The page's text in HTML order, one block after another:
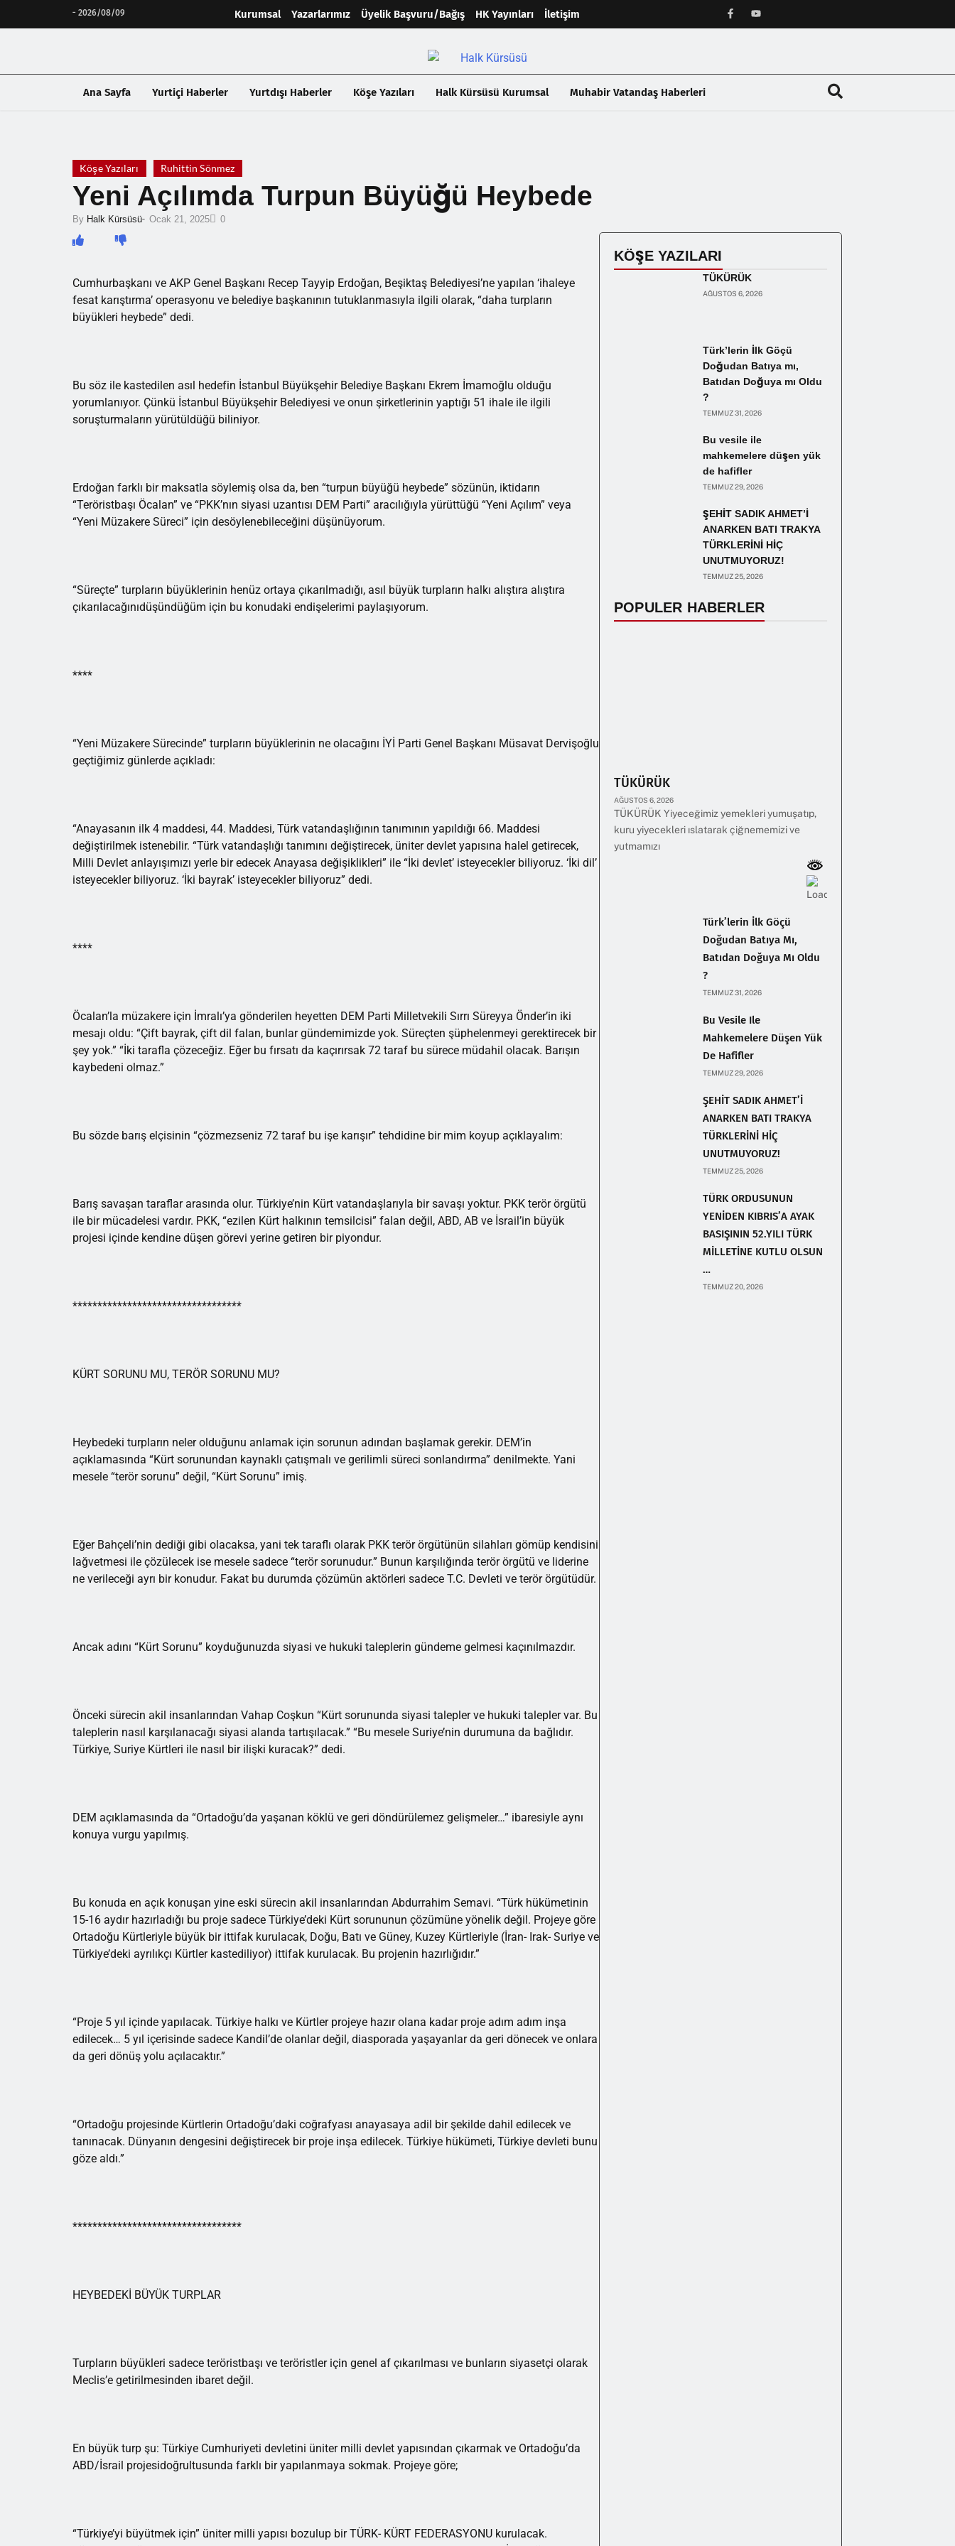
- 2026/08/09 Kurumsal Yazarlarımız Üyelik Başvuru/Bağış HK Yayınları İletişim
Ana Sayfa Yurtiçi Haberler Yurtdışı Haberler Köşe Yazıları Halk Kürsüsü Kurumsal Muhabir Vatandaş Haberleri
Köşe Yazıları Ruhittin Sönmez
Yeni Açılımda Turpun Büyüğü Heybede
By Halk Kürsüsü- Ocak 21, 2025 0
Cumhurbaşkanı ve AKP Genel Başkanı Recep Tayyip Erdoğan, Beşiktaş Belediyesi’ne yapılan ‘ihaleye
fesat karıştırma’ operasyonu ve belediye başkanının tutuklanmasıyla ilgili olarak, “daha turpların
büyükleri heybede” dedi.
Bu söz ile kastedilen asıl hedefin İstanbul Büyükşehir Belediye Başkanı Ekrem İmamoğlu olduğu
yorumlanıyor. Çünkü İstanbul Büyükşehir Belediyesi ve onun şirketlerinin yaptığı 51 ihale ile ilgili
soruşturmaların yürütüldüğü biliniyor.
Erdoğan farklı bir maksatla söylemiş olsa da, ben “turpun büyüğü heybede” sözünün, iktidarın
“Teröristbaşı Öcalan” ve “PKK’nın siyasi uzantısı DEM Parti” aracılığıyla yürüttüğü “Yeni Açılım” veya
“Yeni Müzakere Süreci” için desöylenebileceğini düşünüyorum.
“Süreçte” turpların büyüklerinin henüz ortaya çıkarılmadığı, asıl büyük turpların halkı alıştıra alıştıra
çıkarılacağınıdüşündüğüm için bu konudaki endişelerimi paylaşıyorum.
****
“Yeni Müzakere Sürecinde” turpların büyüklerinin ne olacağını İYİ Parti Genel Başkanı Müsavat Dervişoğlu
geçtiğimiz günlerde açıkladı:
“Anayasanın ilk 4 maddesi, 44. Maddesi, Türk vatandaşlığının tanımının yapıldığı 66. Maddesi
değiştirilmek istenebilir. “Türk vatandaşlığı tanımını değiştirecek, üniter devlet yapısına halel getirecek,
Milli Devlet anlayışımızı yerle bir edecek Anayasa değişiklikleri” ile “İki devlet’ isteyecekler biliyoruz. ‘İki dil’
isteyecekler biliyoruz. ‘İki bayrak’ isteyecekler biliyoruz” dedi.
****
Öcalan’la müzakere için İmralı’ya gönderilen heyetten DEM Parti Milletvekili Sırrı Süreyya Önder’in iki
mesajı oldu: “Çift bayrak, çift dil falan, bunlar gündemimizde yok. Süreçten şüphelenmeyi gerektirecek bir
şey yok.” “İki tarafla çözeceğiz. Eğer bu fırsatı da kaçırırsak 72 taraf bu sürece müdahil olacak. Barışın
kaybedeni olmaz.”
Bu sözde barış elçisinin “çözmezseniz 72 taraf bu işe karışır” tehdidine bir mim koyup açıklayalım:
Barış savaşan taraflar arasında olur. Türkiye’nin Kürt vatandaşlarıyla bir savaşı yoktur. PKK terör örgütü
ile bir mücadelesi vardır. PKK, “ezilen Kürt halkının temsilcisi” falan değil, ABD, AB ve İsrail’in büyük
projesi içinde kendine düşen görevi yerine getiren bir piyondur.
**********************************
KÜRT SORUNU MU, TERÖR SORUNU MU?
Heybedeki turpların neler olduğunu anlamak için sorunun adından başlamak gerekir. DEM’in
açıklamasında “Kürt sorunundan kaynaklı çatışmalı ve gerilimli süreci sonlandırma” denilmekte. Yani
mesele “terör sorunu” değil, “Kürt Sorunu” imiş.
Eğer Bahçeli’nin dediği gibi olacaksa, yani tek taraflı olarak PKK terör örgütünün silahları gömüp kendisini
lağvetmesi ile çözülecek ise mesele sadece “terör sorunudur.” Bunun karşılığında terör örgütü ve liderine
ne verileceği ayrı bir konudur. Fakat bu durumda çözümün aktörleri sadece T.C. Devleti ve terör örgütüdür.
Ancak adını “Kürt Sorunu” koyduğunuzda siyasi ve hukuki taleplerin gündeme gelmesi kaçınılmazdır.
Önceki sürecin akil insanlarından Vahap Coşkun “Kürt sorununda siyasi talepler ve hukuki talepler var. Bu
taleplerin nasıl karşılanacağı siyasi alanda tartışılacak.” “Bu mesele Suriye’nin durumuna da bağlıdır.
Türkiye, Suriye Kürtleri ile nasıl bir ilişki kuracak?” dedi.
DEM açıklamasında da “Ortadoğu’da yaşanan köklü ve geri döndürülemez gelişmeler…” ibaresiyle aynı
konuya vurgu yapılmış.
Bu konuda en açık konuşan yine eski sürecin akil insanlarından Abdurrahim Semavi. “Türk hükümetinin
15-16 aydır hazırladığı bu proje sadece Türkiye’deki Kürt sorununun çözümüne yönelik değil. Projeye göre
Ortadoğu Kürtleriyle büyük bir ittifak kurulacak, Doğu, Batı ve Güney, Kuzey Kürtleriyle (İran- Irak- Suriye ve
Türkiye’deki ayrılıkçı Kürtler kastediliyor) ittifak kurulacak. Bu projenin hazırlığıdır.”
“Proje 5 yıl içinde yapılacak. Türkiye halkı ve Kürtler projeye hazır olana kadar proje adım adım inşa
edilecek… 5 yıl içerisinde sadece Kandil’de olanlar değil, diasporada yaşayanlar da geri dönecek ve onlara
da geri dönüş yolu açılacaktır.”
“Ortadoğu projesinde Kürtlerin Ortadoğu’daki coğrafyası anayasaya adil bir şekilde dahil edilecek ve
tanınacak. Dünyanın dengesini değiştirecek bir proje inşa edilecek. Türkiye hükümeti, Türkiye devleti bunu
göze aldı.”
**********************************
HEYBEDEKİ BÜYÜK TURPLAR
Turpların büyükleri sadece teröristbaşı ve teröristler için genel af çıkarılması ve bunların siyasetçi olarak
Meclis’e getirilmesinden ibaret değil.
En büyük turp şu: Türkiye Cumhuriyeti devletini üniter milli devlet yapısından çıkarmak ve Ortadoğu’da
ABD/İsrail projesidoğrultusunda farklı bir yapılanmaya sokmak. Projeye göre;
“Türkiye’yi büyütmek için” üniter milli yapısı bozulup bir TÜRK- KÜRT FEDERASYONU kurulacak.
KÖŞE YAZILARI
TÜKÜRÜK
AĞUSTOS 6, 2026
Türk’lerin İlk Göçü
Doğudan Batıya mı,
Batıdan Doğuya mı Oldu
?
TEMMUZ 31, 2026
Bu vesile ile
mahkemelere düşen yük
de hafifler
TEMMUZ 29, 2026
ŞEHİT SADIK AHMET’İ
ANARKEN BATI TRAKYA
TÜRKLERİNİ HİÇ
UNUTMUYORUZ!
TEMMUZ 25, 2026
POPULER HABERLER
TÜKÜRÜK
AĞUSTOS 6, 2026
TÜKÜRÜK Yiyeceğimiz yemekleri yumuşatıp,
kuru yiyecekleri ıslatarak çiğnememizi ve
yutmamızı
Türk’lerin İlk Göçü
Doğudan Batıya Mı,
Batıdan Doğuya Mı Oldu
?
TEMMUZ 31, 2026
Bu Vesile Ile
Mahkemelere Düşen Yük
De Hafifler
TEMMUZ 29, 2026
ŞEHİT SADIK AHMET’İ
ANARKEN BATI TRAKYA
TÜRKLERİNİ HİÇ
UNUTMUYORUZ!
TEMMUZ 25, 2026
TÜRK ORDUSUNUN
YENİDEN KIBRIS’A AYAK
BASIŞININ 52.YILI TÜRK
MİLLETİNE KUTLU OLSUN
…
TEMMUZ 20, 2026